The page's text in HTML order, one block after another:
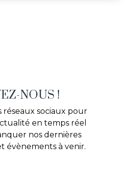
NOUS !
réseaux sociaux pour
en temps réel
nos dernières
évènements à venir.